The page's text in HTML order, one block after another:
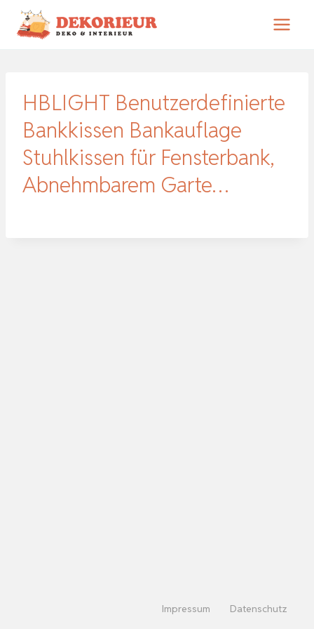
Zum
Inhalt
HBLIGHT Benutzerdefinierte
Bankkissen Bankauflage
Stuhlkissen für Fensterbank,
Abnehmbarem Garte…
Impressum Datenschutz